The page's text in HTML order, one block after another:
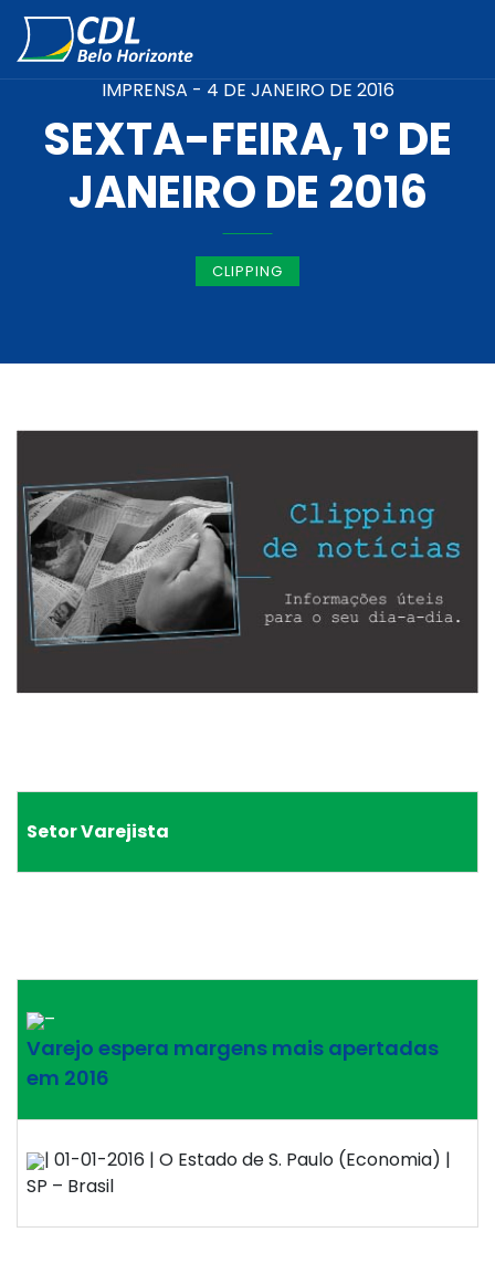
IMPRENSA - 4 DE JANEIRO DE 2016
SEXTA-FEIRA, 1º DE
JANEIRO DE 2016
CLIPPING
Setor Varejista
–
Varejo espera margens mais apertadas
em 2016
| 01-01-2016 | O Estado de S. Paulo (Economia) |
SP – Brasil